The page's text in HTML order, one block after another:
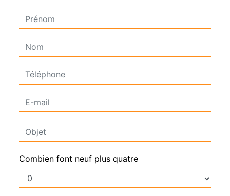
Combien font neuf plus quatre